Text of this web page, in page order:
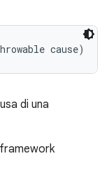
cause)
di una